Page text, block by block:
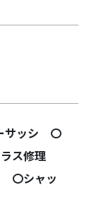
サッシ 〇
ス修理
〇シャッ